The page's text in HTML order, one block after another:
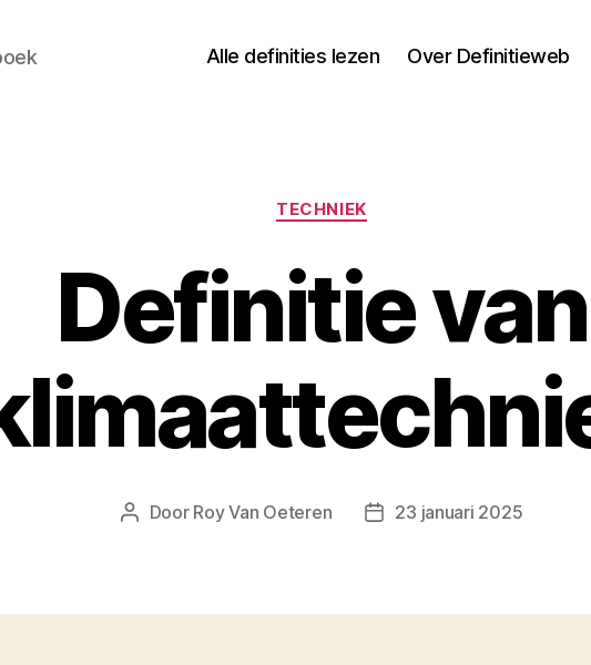
Alle definities lezen Over Definitieweb
Categorieën
TECHNIEK
Definitie van
Berichtauteur
Door Roy Van Oeteren Berichtdatum
23 januari 2025